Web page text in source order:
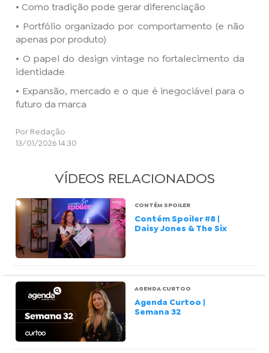
• Como tradição pode gerar diferenciação
• Portfólio organizado por comportamento (e não
apenas por produto)
• O papel do design vintage no fortalecimento da
identidade
• Expansão, mercado e o que é inegociável para o
futuro da marca
Por Redação
13/01/2026 14:30
VÍDEOS RELACIONADOS
CONTÉM SPOILER
Contém Spoiler #8 |
Daisy Jones & The Six
AGENDA CURTOO
Agenda Curtoo |
Semana 32